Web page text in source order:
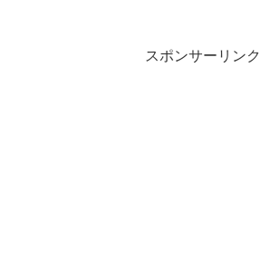
スポンサーリンク